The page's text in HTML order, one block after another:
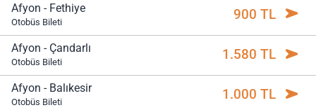
Afyon - Fethiye
Otobüs Bileti 900 TL
Afyon - Çandarlı
Otobüs Bileti 1.580 TL
Afyon - Balıkesir
Otobüs Bileti 1.000 TL